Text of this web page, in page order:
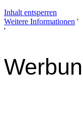
Inhalt entsperren
Weitere Informationen '
'